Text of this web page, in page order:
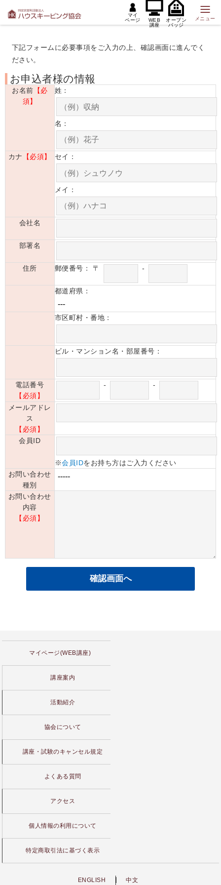
マイ
ページ
WEB
講座
オープン
バッジ
メニュー
下記フォームに必要事項をご入力の上、確認画面に進んでく
ださい。
お申込者様の情報
お名前 【必
須】
姓：
名：
カナ 【必須】 セイ：
メイ：
会社名
部署名
住所 郵便番号： 〒 -
都道府県：
市区町村・番地：
ビル・マンション名・部屋番号：
電話番号
【必須】
- -
メールアドレ
ス
【必須】
会員ID
※会員IDをお持ち方はご入力ください
お問い合わせ
種別
お問い合わせ
内容
【必須】
マイページ(WEB講座)
講座案内
活動紹介
協会について
講座・試験のキャンセル規定
よくある質問
アクセス
個人情報の利用について
特定商取引法に基づく表示
ENGLISH 中文